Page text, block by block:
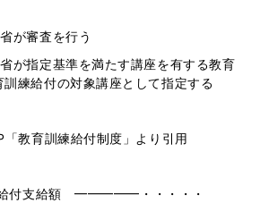
が審査を行う
省が指定基準を満たす講座を有する教育
練給付の対象講座として指定する
教育訓練給付制度」より引用
付支給額 ━━━━━・・・・・